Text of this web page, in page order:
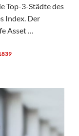
Top-3-Städte des
Index. Der
Asset …